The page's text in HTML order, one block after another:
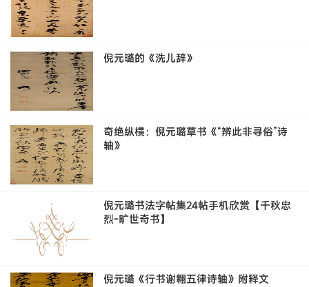
倪元璐的《洗儿辞》
奇绝纵横：倪元璐草书《“辨此非寻俗”诗
轴》
倪元璐书法字帖集24帖手机欣赏【千秋忠
烈-旷世奇书】
倪元璐《行书谢翱五律诗轴》附释文